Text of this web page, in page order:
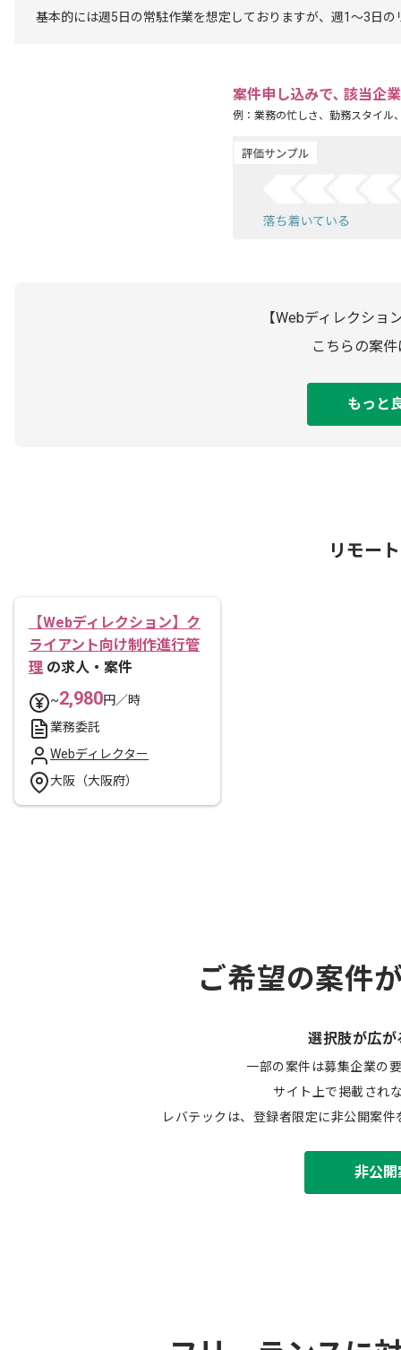
基本的には週5日の常駐作業を想定しておりますが、週1～3日
案件申し込みで､ 該当企
例：業務の忙しさ、勤務スタイル
【Webディレクシ
こちらの案
もっと
リモー
【Webディレクション】ク
ライアント向け制作進行管
理 の求人・案件
~2,980円／時
業務委託
Webディレクター
大阪（大阪府）
ご希望の案件
選択肢が広が
一部の案件は募集企業の
サイト上で掲載され
レバテックは、登録者限定に非公開案
非公